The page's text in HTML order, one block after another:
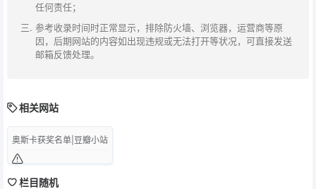
任何责任；
参考收录时间时正常显示，排除防火墙、浏览器，运营商等原
因，后期网站的内容如出现违规或无法打开等状况，可直接发送
邮箱反馈处理。
相关网站
奥斯卡获奖名单|豆瓣小站
栏目随机